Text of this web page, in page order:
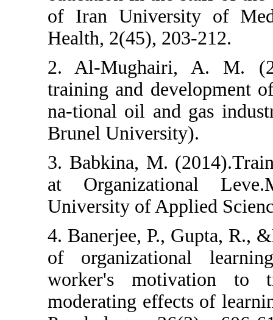
of Iran
Health, 2(45),
2. Al-
training and
na-tional oil
Brunel
3. Babkina, M.
at
University of
4. Banerjee,
of
worker's
moderating